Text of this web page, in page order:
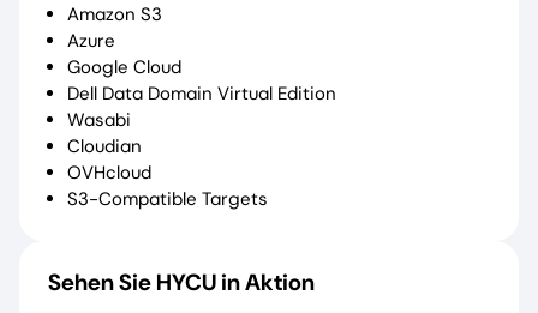
Amazon S3
Azure
Google Cloud
Dell Data Domain Virtual Edition
Wasabi
Cloudian
OVHcloud
S3-Compatible Targets
Sehen Sie HYCU in Aktion